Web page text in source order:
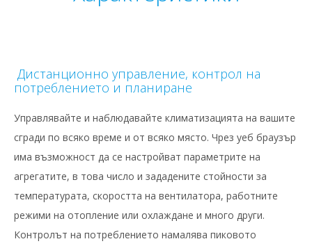
Дистанционно управление, контрол на
потреблението и планиране
Управлявайте и наблюдавайте климатизацията на вашите
сгради по всяко време и от всяко място. Чрез уеб браузър
има възможност да се настройват параметрите на
агрегатите, в това число и зададените стойности за
температурата, скоростта на вентилатора, работните
режими на отопление или охлаждане и много други.
Контролът на потреблението намалява пиковото